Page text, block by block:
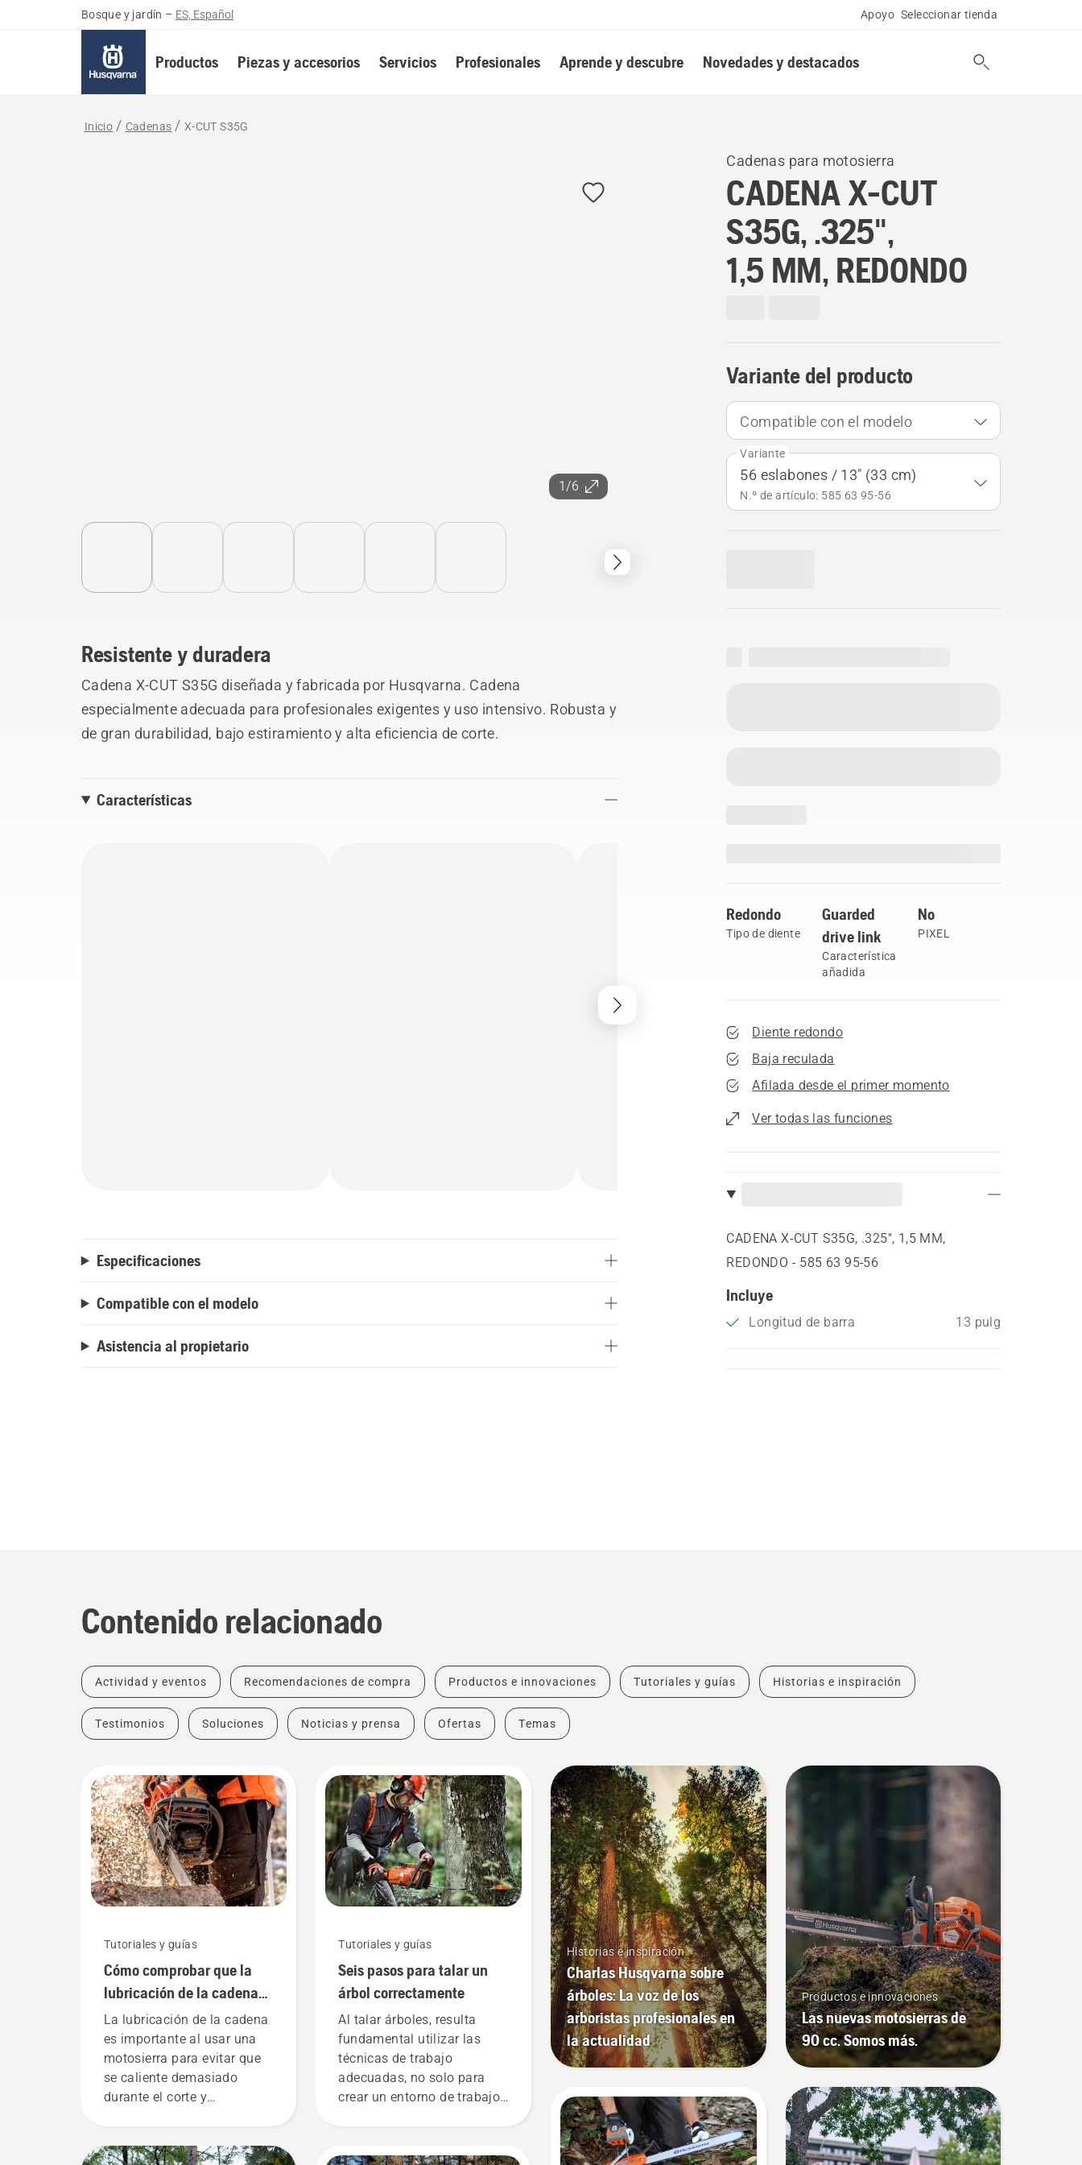
Bosque y jardín – ES, Español Apoyo Seleccionar tienda
Productos Piezas y accesorios Servicios Profesionales Aprende y descubre Novedades y destacados
Inicio Cadenas X-CUT S35G
1/6
Cadenas para motosierra
CADENA X-CUT
S35G, .325",
1,5 MM, REDONDO
Variante del producto
Compatible con el modelo
Variante
56 eslabones / 13" (33 cm)
N.º de artículo: 585 63 95‑56
Redondo
Tipo de diente
Guarded
drive link
Característica
añadida
No
PIXEL
Diente redondo
Baja reculada
Afilada desde el primer momento
Ver todas las funciones
CADENA X-CUT S35G, .325", 1,5 MM,
REDONDO - 585 63 95‑56
Incluye
Longitud de barra 13 pulg
Resistente y duradera
Cadena X-CUT S35G diseñada y fabricada por Husqvarna. Cadena
especialmente adecuada para profesionales exigentes y uso intensivo. Robusta y
de gran durabilidad, bajo estiramiento y alta eficiencia de corte.
Características
Especificaciones
Compatible con el modelo
Asistencia al propietario
Contenido relacionado
Actividad y eventos Recomendaciones de compra Productos e innovaciones Tutoriales y guías Historias e inspiración
Testimonios Soluciones Noticias y prensa Ofertas Temas
Tutoriales y guías
Cómo comprobar que la
lubricación de la cadena
funciona en tu motosierra
La lubricación de la cadena
es importante al usar una
motosierra para evitar que
se caliente demasiado
durante el corte y
fricción. Esto prolonga la
Tutoriales y guías
Seis pasos para talar un
árbol correctamente
Al talar árboles, resulta
fundamental utilizar las
técnicas de trabajo
adecuadas, no solo para
crear un entorno de trabajo
trabajo.
Historias e inspiración
Charlas Husqvarna sobre
árboles: La voz de los
arboristas profesionales en
la actualidad
Productos e innovaciones
Las nuevas motosierras de
90 cc. Somos más.